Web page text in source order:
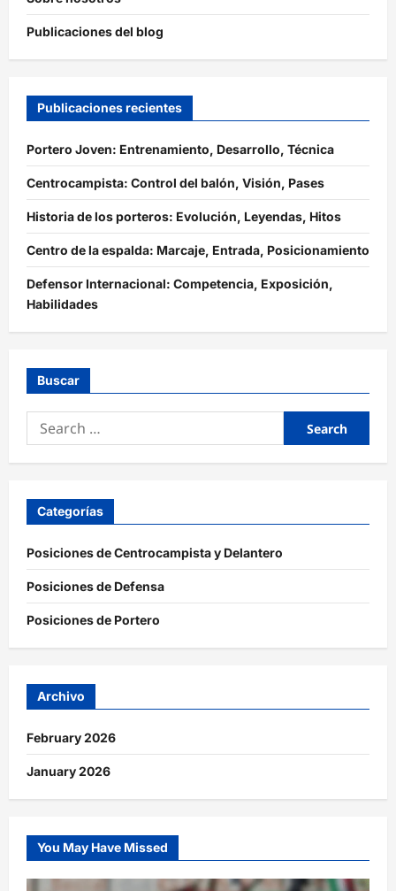
Publicaciones del blog
Publicaciones recientes
Portero Joven: Entrenamiento, Desarrollo, Técnica
Centrocampista: Control del balón, Visión, Pases
Historia de los porteros: Evolución, Leyendas, Hitos
Centro de la espalda: Marcaje, Entrada, Posicionamiento
Defensor Internacional: Competencia, Exposición,
Habilidades
Buscar
Search
for:
Categorías
Posiciones de Centrocampista y Delantero
Posiciones de Defensa
Posiciones de Portero
Archivo
February 2026
January 2026
You May Have Missed